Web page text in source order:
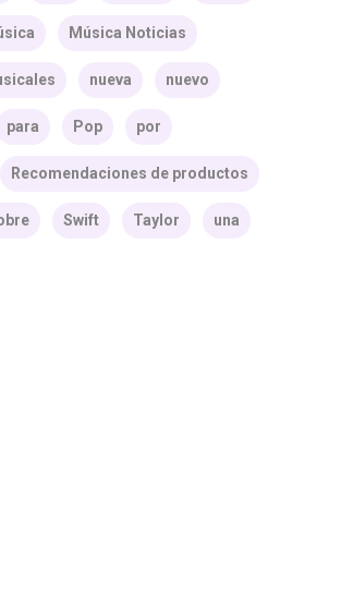
Música Noticias
nueva nuevo
para Pop por
Recomendaciones de productos
Swift Taylor una